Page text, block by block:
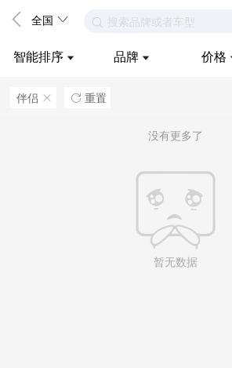
全国 搜索品牌或者车型
智能排序 品牌 价格
伴侣 ဆ  重置
没有更多了